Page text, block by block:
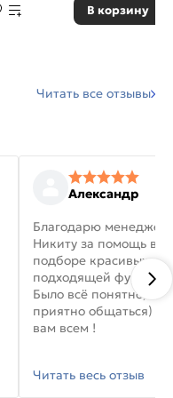
В корзину
Читать все отзывы
Александр
Благодарю
Никиту за помощь в
подборе красивых
подходящей
Было всё понятно, и
приятно общаться)
вам всем !
Читать весь отзыв